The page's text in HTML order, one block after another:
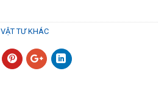
VẬT TƯ KHÁC